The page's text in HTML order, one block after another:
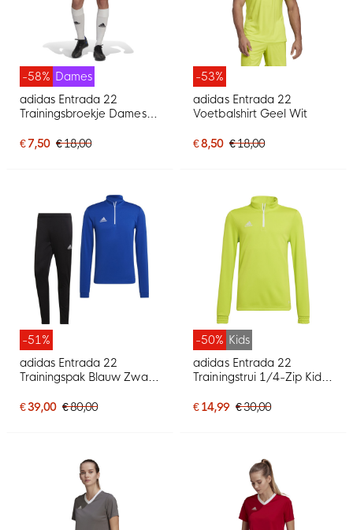
-58% Dames
adidas Entrada 22
Trainingsbroekje Dames
€ 7,50 € 18,00
-53%
adidas Entrada 22
Voetbalshirt Geel Wit
€ 8,50 € 18,00
-51%
adidas Entrada 22
Trainingspak Blauw Zwart
€ 39,00 € 80,00
-50% Kids
adidas Entrada 22
Trainingstrui 1/4-Zip Kids
€ 14,99 € 30,00